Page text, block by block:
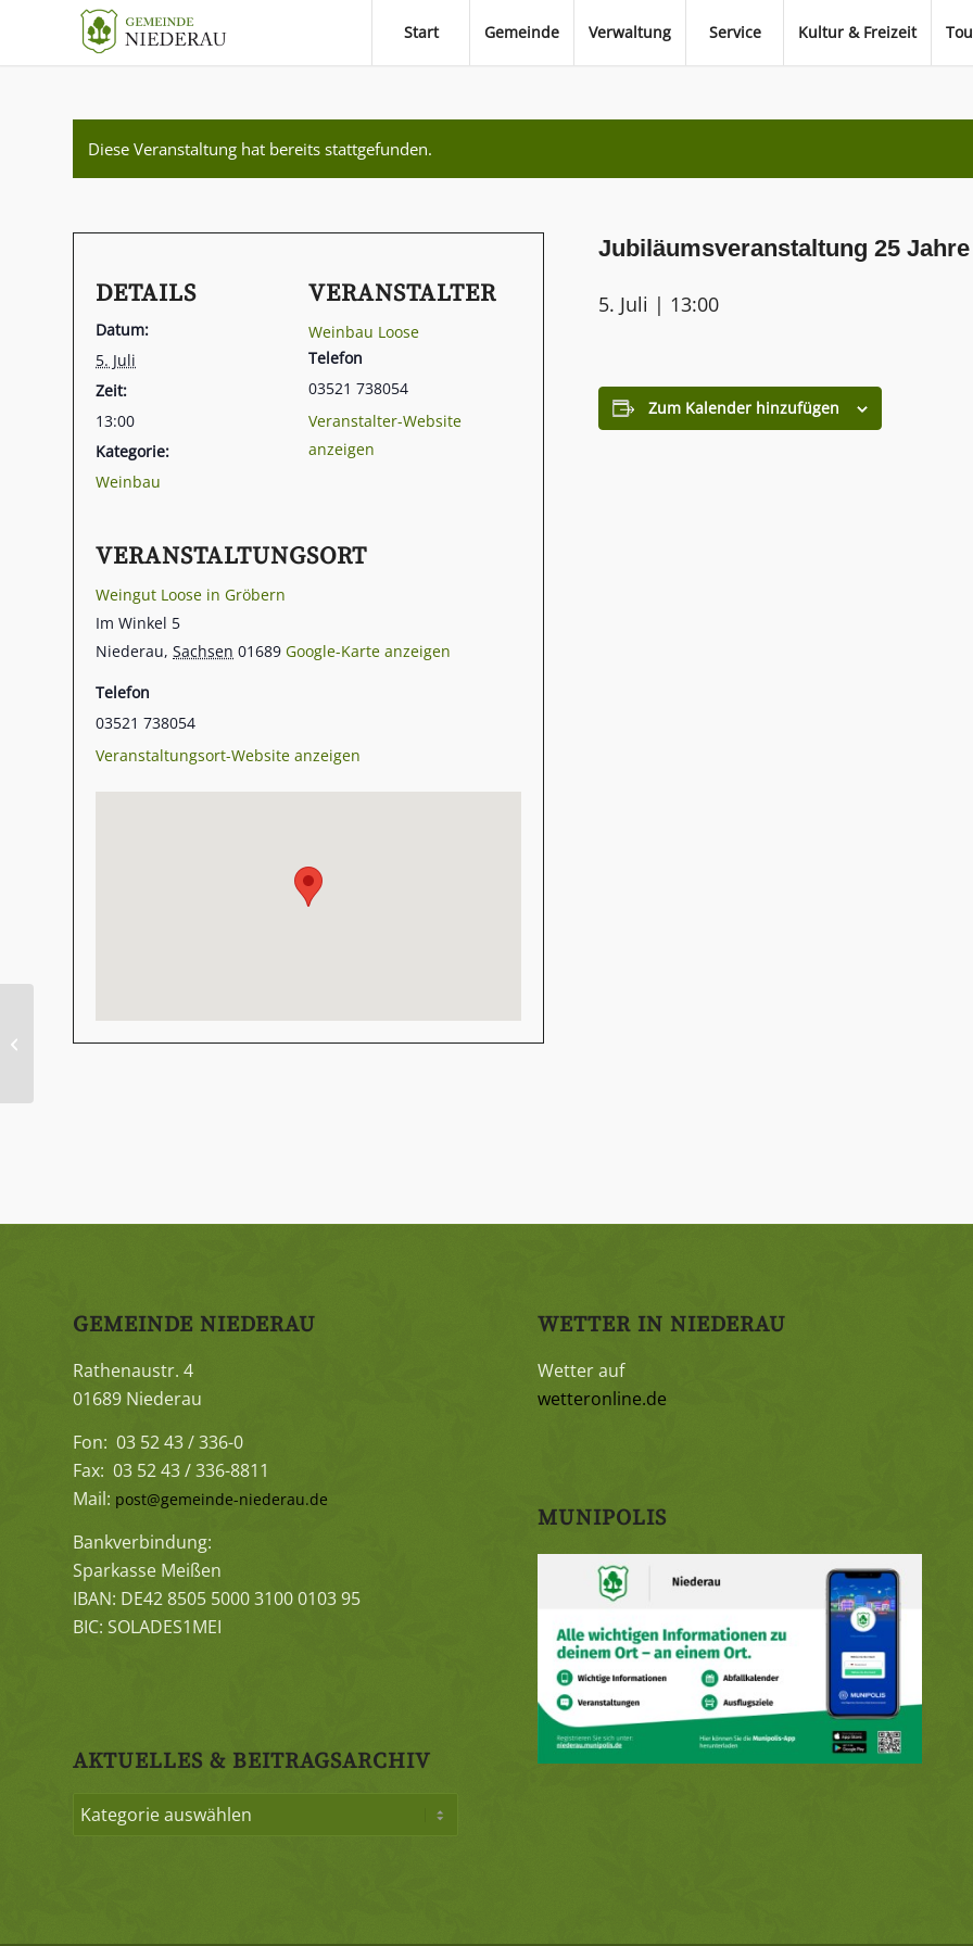
Start Gemeinde Verwaltung Service Kultur & Freizeit
Diese Veranstaltung hat bereits stattgefunden.
Jubiläumsveranstaltung 25
5. Juli | 13:00
Zum Kalender hinzufügen
DETAILS
Datum:
5. Juli
Zeit:
13:00
Kategorie:
Weinbau
VERANSTALTER
Weinbau Loose
Telefon
03521 738054
Veranstalter-Website
anzeigen
VERANSTALTUNGSORT
Weingut Loose in Gröbern
Im Winkel 5
Niederau, Sachsen 01689 Google-Karte anzeigen
Telefon
03521 738054
Veranstaltungsort-Website anzeigen
GEMEINDE NIEDERAU
Rathenaustr. 4
01689 Niederau
Fon: 03 52 43 / 336-0
Fax: 03 52 43 / 336-8811
Mail: post@gemeinde-niederau.de
Bankverbindung:
Sparkasse Meißen
IBAN: DE42 8505 5000 3100 0103 95
BIC: SOLADES1MEI
AKTUELLES & BEITRAGSARCHIV
WETTER IN NIEDERAU
Wetter auf
wetteronline.de
MUNIPOLIS